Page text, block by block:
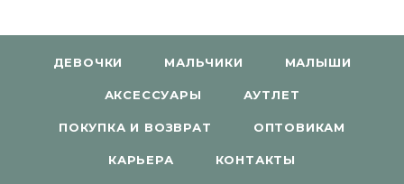
ДЕВОЧКИ МАЛЬЧИКИ МАЛЫШИ
АКСЕССУАРЫ АУТЛЕТ
ПОКУПКА И ВОЗВРАТ ОПТОВИКАМ
КАРЬЕРА КОНТАКТЫ